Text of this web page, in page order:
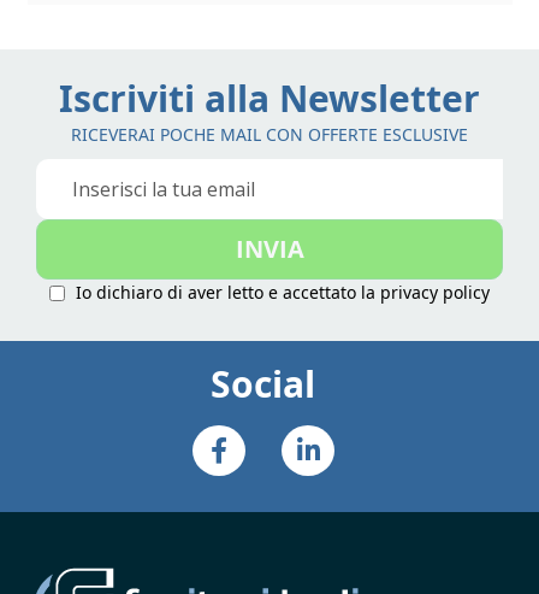
Iscriviti alla Newsletter
RICEVERAI POCHE MAIL CON OFFERTE ESCLUSIVE
Iscriviti
nostra
INVIA
Io dichiaro di aver letto e accettato la privacy policy
Social